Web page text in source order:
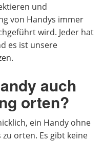
und
von Handys immer
wird. Jeder hat
es ist unsere
auch
orten?
ein Handy ohne
orten. Es gibt keine